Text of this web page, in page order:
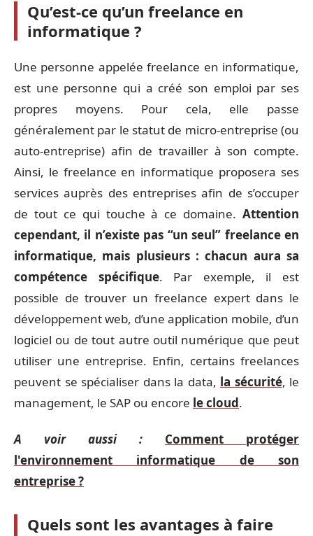
Qu’est-ce qu’un freelance en
informatique ?
Une personne appelée freelance en informatique,
est une personne qui a créé son emploi par ses
propres moyens. Pour cela, elle passe
généralement par le statut de micro-entreprise (ou
auto-entreprise) afin de travailler à son compte.
Ainsi, le freelance en informatique proposera ses
services auprès des entreprises afin de s’occuper
de tout ce qui touche à ce domaine. Attention
cependant, il n’existe pas “un seul” freelance en
informatique, mais plusieurs : chacun aura sa
compétence spécifique. Par exemple, il est
possible de trouver un freelance expert dans le
développement web, d’une application mobile, d’un
logiciel ou de tout autre outil numérique que peut
utiliser une entreprise. Enfin, certains freelances
peuvent se spécialiser dans la data, la sécurité, le
management, le SAP ou encore le cloud.
A voir aussi :
Comment protéger
l'environnement informatique de son
entreprise ?
Quels sont les avantages à faire